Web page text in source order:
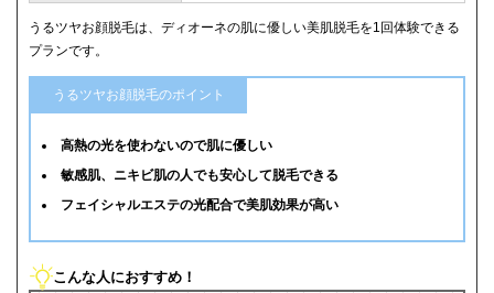
うるツヤお顔脱毛は、ディオーネの肌に優しい美肌脱毛を1回体験できる
プランです。
うるツヤお顔脱毛のポイント
高熱の光を使わないので肌に優しい
敏感肌、ニキビ肌の人でも安心して脱毛できる
フェイシャルエステの光配合で美肌効果が高い
こんな人におすすめ！